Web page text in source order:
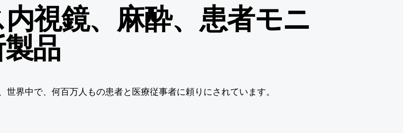
尿管鏡
気道・麻酔管理製品
ラリンゲルマスク
視鏡、麻酔、患者モニ
品
界中で、何百万人もの患者と医療従事者に頼りにされています。